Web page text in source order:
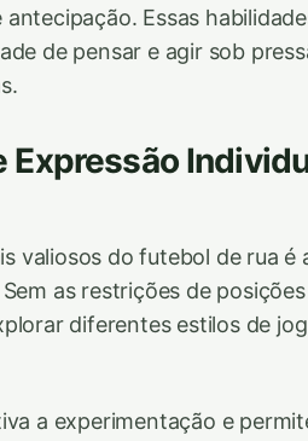
Essas
de pensar e agir sob
Expressão
valiosos do futebol de rua é
as restrições de
diferentes estilos de
a experimentação e